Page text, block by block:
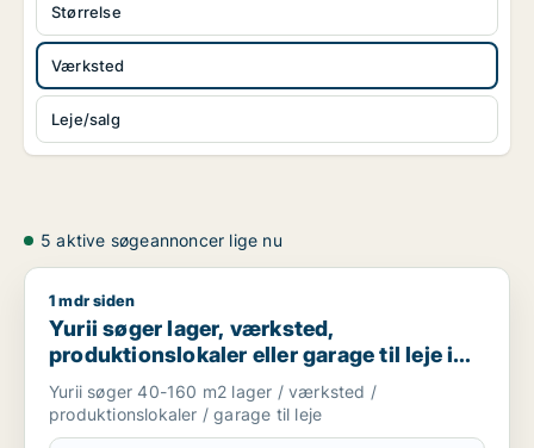
Værksted
Leje/salg
Størrelse
5 aktive søgeannoncer lige nu
Yurii søger lager, værksted, produktionslokaler eller garage
1 mdr siden
Yurii søger lager, værksted,
produktionslokaler eller garage til leje i
Region Sjælland
Yurii søger 40-160 m2 lager / værksted /
produktionslokaler / garage til leje